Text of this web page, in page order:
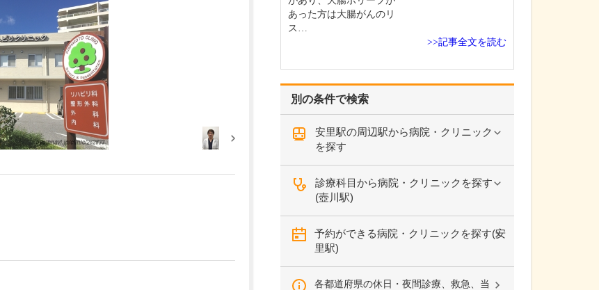
別の条件で検索
安里駅の周辺駅から病院・クリニック
を探す
診療科目から病院・クリニックを探す
(壺川駅)
予約ができる病院・クリニックを探す(安
里駅)
各都道府県の休日・夜間診療、救急、当
あった方は大腸がんのリ
ス…
>>記事全文を読む
者…